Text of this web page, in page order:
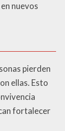
nuevos
pierden
ellas. Esto
fortalecer